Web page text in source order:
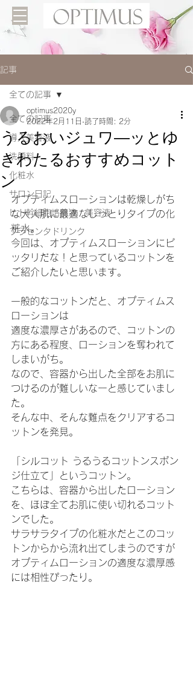
記事
全ての記事
導入美容液
洗顔料
化粧水
サロン日記
ヒト幹細胞培養液 美容液
プラセンタドリンク
全ての記事
うるおいジュワ―ッとゆ
きわたるおすすめコット
ン
optimus2020y
2022年2月11日 読了時間: 2分
オプティムスローションは乾燥しがち
な大人肌に最適なしっとりタイプの化
粧水。
今回は、オプティムスローションにピ
ッタリだな！と思っているコットンを
ご紹介したいと思います。
一般的なコットンだと、オプティムス
ローションは
適度な濃厚さがあるので、コットンの
方にある程度、ローションを奪われて
しまいがち。
なので、容器から出した全部をお肌に
つけるのが難しいなーと感じていまし
た。
そんな中、そんな難点をクリアするコ
ットンを発見。
「シルコット うるうるコットンスポン
ジ仕立て」というコットン。
こちらは、容器から出したローション
を、ほぼ全てお肌に使い切れるコット
ンでした。
サラサラタイプの化粧水だとこのコッ
トンからから流れ出てしまうのですが
オプティムローションの適度な濃厚感
には相性ぴったり。